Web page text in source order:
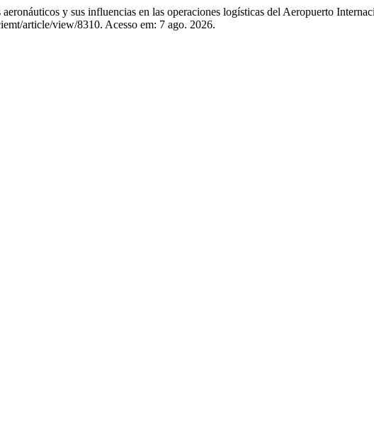
y sus influencias en las operaciones logísticas del Aeropuerto
article/view/8310. Acesso em: 7 ago. 2026.